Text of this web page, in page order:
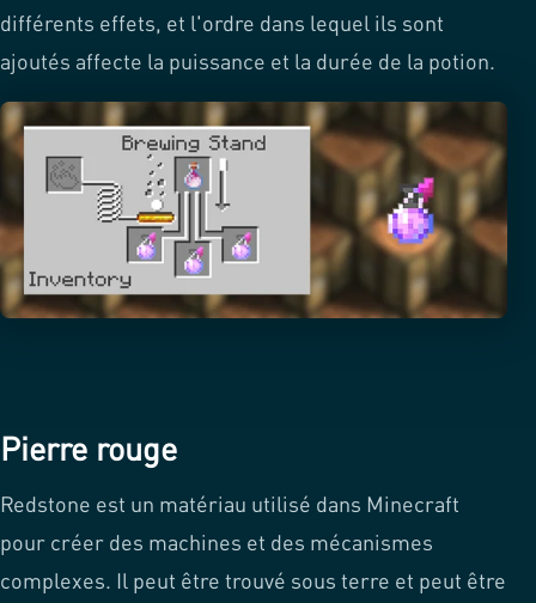
différents effets, et l'ordre dans lequel ils sont
ajoutés affecte la puissance et la durée de la potion.
Pierre rouge
Redstone est un matériau utilisé dans Minecraft
pour créer des machines et des mécanismes
complexes. Il peut être trouvé sous terre et peut être